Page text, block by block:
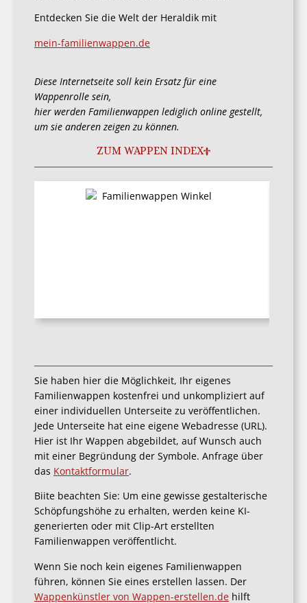
Entdecken Sie die Welt der Heraldik mit
mein-familienwappen.de
Diese Internetseite soll kein Ersatz für eine
Wappenrolle sein,
hier werden Familienwappen lediglich online gestellt,
um sie anderen zeigen zu können.
ZUM WAPPEN INDEX
Sie haben hier die Möglichkeit, Ihr eigenes
Familienwappen kostenfrei und unkompliziert auf
einer individuellen Unterseite zu veröffentlichen.
Jede Unterseite hat eine eigene Webadresse (URL).
Hier ist Ihr Wappen abgebildet, auf Wunsch auch
mit einer Begründung der Symbole. Anfrage über
das Kontaktformular.
Biite beachten Sie: Um eine gewisse gestalterische
Schöpfungshöhe zu erhalten, werden keine KI-
generierten oder mit Clip-Art erstellten
Familienwappen veröffentlicht.
Wenn Sie noch kein eigenes Familienwappen
führen, können Sie eines erstellen lassen. Der
Wappenkünstler von Wappen-erstellen.de hilft